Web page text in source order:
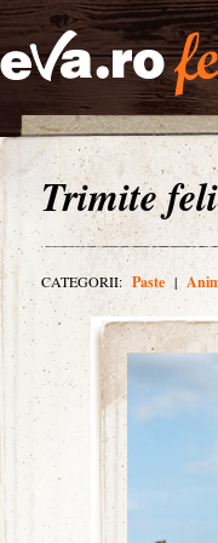
Trimite
CATEGORII: Paste |